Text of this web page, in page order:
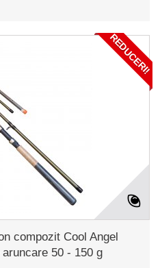
REDUCERI!
compozit Cool Angel
50 - 150 g